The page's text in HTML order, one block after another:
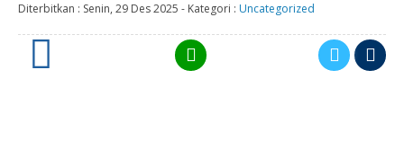
Diterbitkan : Senin, 29 Des 2025 - Kategori : Uncategorized